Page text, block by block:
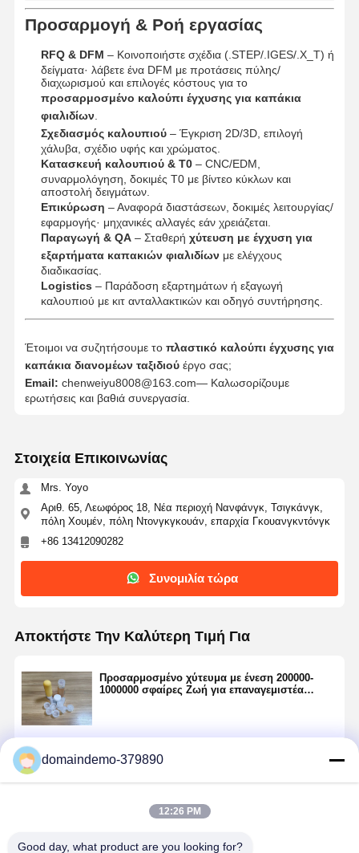
Προσαρμογή & Ροή εργασίας
RFQ & DFM – Κοινοποιήστε σχέδια (.STEP/.IGES/.X_T) ή
δείγματα· λάβετε ένα DFM με προτάσεις πύλης/
διαχωρισμού και επιλογές κόστους για το
προσαρμοσμένο καλούπι έγχυσης για καπάκια
φιαλιδίων.
Σχεδιασμός καλουπιού– Έγκριση 2D/3D, επιλογή
χάλυβα, σχέδιο υφής και χρώματος.
Κατασκευή καλουπιού & T0– CNC/EDM,
συναρμολόγηση, δοκιμές T0 με βίντεο κύκλων και
αποστολή δειγμάτων.
Επικύρωση – Αναφορά διαστάσεων, δοκιμές λειτουργίας/
εφαρμογής· μηχανικές αλλαγές εάν χρειάζεται.
Παραγωγή & QA– Σταθερή χύτευση με έγχυση για
εξαρτήματα καπακιών φιαλιδίωνμε ελέγχους
διαδικασίας.
Logistics – Παράδοση εξαρτημάτων ή εξαγωγή
καλουπιού με κιτ ανταλλακτικών και οδηγό συντήρησης.
Έτοιμοι να συζητήσουμε το πλαστικό καλούπι έγχυσης για
καπάκια διανομέων ταξιδιούέργο σας;
Email: chenweiyu8008@163.com— Καλωσορίζουμε
ερωτήσεις και βαθιά συνεργασία.
Στοιχεία Επικοινωνίας
Mrs. Yoyo
Αριθ. 65, Λεωφόρος 18, Νέα περιοχή Νανφάνγκ, Τσιγκάνγκ,
πόλη Χουμέν, πόλη Ντονγκγκουάν, επαρχία Γκουανγκντόνγκ
+86 13412090282
Συνομιλία τώρα
Αποκτήστε Την Καλύτερη Τιμή Για
Προσαρμοσμένο χύτευμα με ένεση 200000-
1000000 σφαίρες Ζωή για επαναγεμιστέα
Να συνεχίσει
Συνιστώμενα Προϊόντα
domaindemo-379890
12:26 PM
Good day, what product are you looking for?